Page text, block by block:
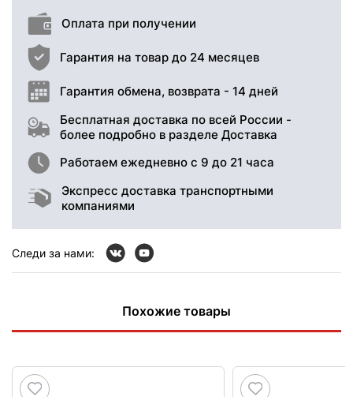
Оплата при получении
Гарантия на товар до 24 месяцев
Гарантия обмена, возврата - 14 дней
Бесплатная доставка по всей России -
более подробно в разделе Доставка
Работаем ежедневно с 9 до 21 часа
Экспресс доставка транспортными
компаниями
Следи за нами:
Похожие товары